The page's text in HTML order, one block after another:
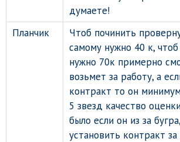
думаете!
Планчик
Чтоб починить
самому нужно 40 к,
нужно 70к примерно
возьмет за работу, а
контракт то он
5 звезд качество
было если он из за
установить контракт